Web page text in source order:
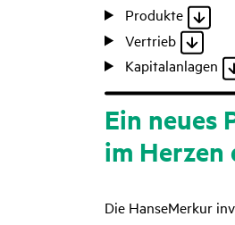
Produkte
Vertrieb
Kapitalanlagen
Ein neues
im Herzen
Die HanseMerkur